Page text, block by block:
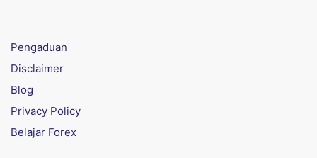
Pengaduan
Disclaimer
Blog
Privacy Policy
Belajar Forex